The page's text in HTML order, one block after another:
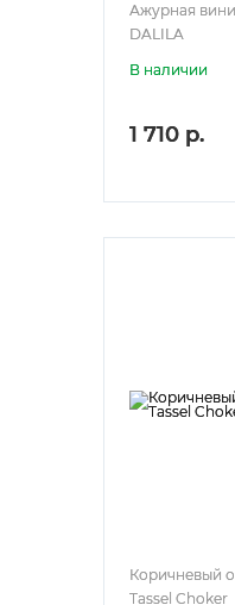
Ажурная
DALILA
В наличии
1 710 р.
Коричневый
Tassel Choker